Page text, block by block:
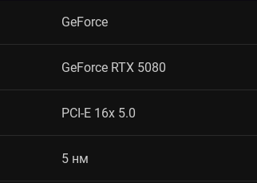
GeForce
GeForce RTX 5080
PCI-E 16x 5.0
5 нм